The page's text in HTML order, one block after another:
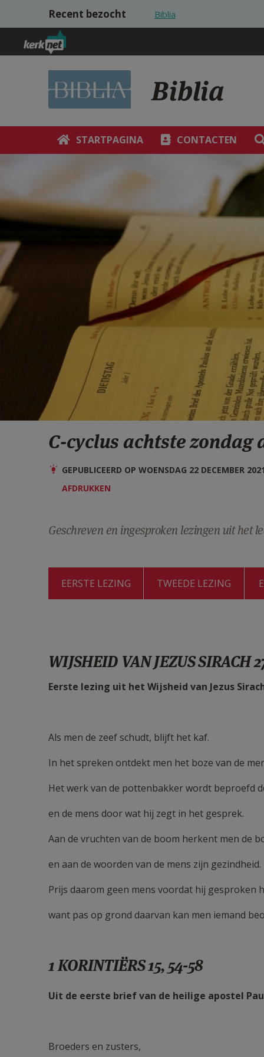
Overslaan en naar de inhoud gaan
Recent bezocht Biblia
Biblia
STARTPAGINA CONTACTEN
C-cyclus achtste zondag
GEPUBLICEERD OP WOENSDAG 22 DECEMBER
AFDRUKKEN
Geschreven en ingesproken lezingen uit het
EERSTE LEZING TWEEDE LEZING
WIJSHEID VAN JEZUS SIRACH
Eerste lezing uit het Wijsheid van Jezus
Als men de zeef schudt, blijft het kaf.
In het spreken ontdekt men het boze van de
Het werk van de pottenbakker wordt beproefd
en de mens door wat hij zegt in het gesprek.
Aan de vruchten van de boom herkent men de
en aan de woorden van de mens zijn gezindheid.
Prijs daarom geen mens voordat hij gesproken
want pas op grond daarvan kan men iemand
1 KORINTIËRS 15, 54-58
Uit de eerste brief van de heilige apostel
Broeders en zusters,